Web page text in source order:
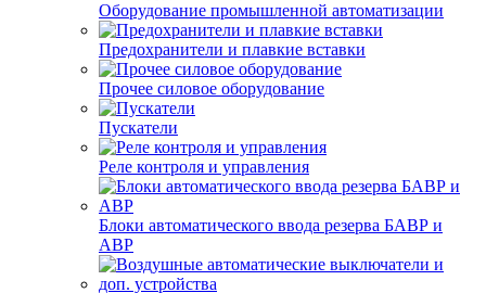
Оборудование промышленной автоматизации
Предохранители и плавкие вставки
Прочее силовое оборудование
Пускатели
Реле контроля и управления
Блоки автоматического ввода резерва БАВР и
АВР